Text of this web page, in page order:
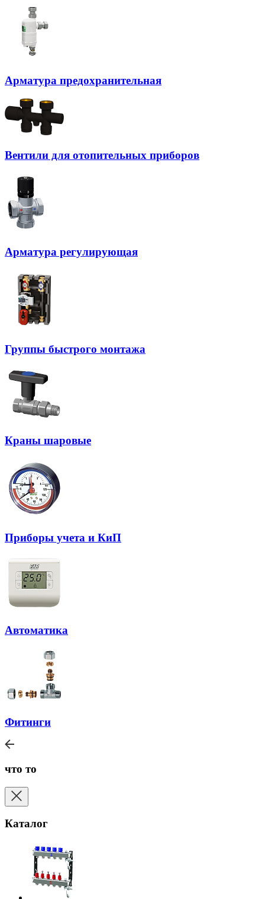
Арматура предохранительная
Вентили для отопительных приборов
Арматура регулирующая
Группы быстрого монтажа
Краны шаровые
Приборы учета и КиП
Автоматика
Фитинги
что то
Каталог